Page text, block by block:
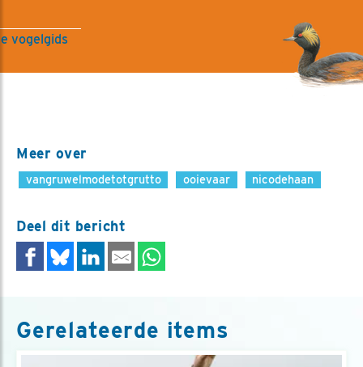
vogelgids
Meer over
vangruwelmodetotgrutto ooievaar nicodehaan
Deel dit bericht
Gerelateerde items